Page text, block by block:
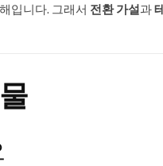
입니다. 그래서 전환 가설과